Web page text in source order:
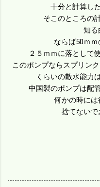
十分と計算し
そこのところの
知る
ならば50ｍ
２５ｍｍに落として
このポンプならスプリン
くらいの散水能力
中国製のポンプは配
何かの時には
捨てないで